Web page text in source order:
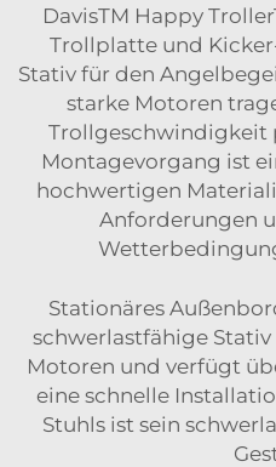
DavisTM Happy
Trollplatte und
Stativ für den
starke Motoren
Trollgeschwindigkeit
Montagevorgang ist
hochwertigen
Anforderungen
Stationäres
schwerlastfähige Stativ
Motoren und verfügt
eine schnelle
Stuhls ist sein